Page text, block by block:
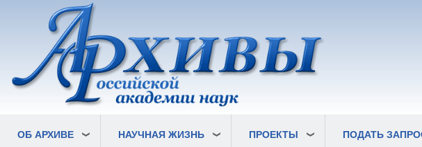
основному
содержанию
ОБ АРХИВЕ НАУЧНАЯ ЖИЗНЬ ПРОЕКТЫ ПОДАТЬ